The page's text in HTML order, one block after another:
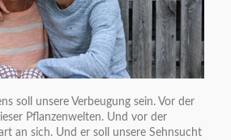
soll unsere Verbeugung sein. Vor der
Pflanzenwelten. Und vor der
an sich. Und er soll unsere Sehnsucht